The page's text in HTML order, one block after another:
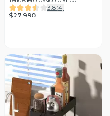
3.8(4)
$27.990